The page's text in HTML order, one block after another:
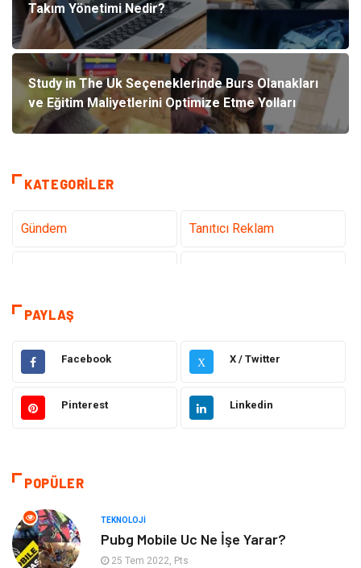
Takım Yönetimi Nedir?
Study in The Uk Seçeneklerinde Burs Olanakları
ve Eğitim Maliyetlerini Optimize Etme Yolları
KATEGORILER
Gündem Tanıtıcı Reklam
Dekorasyon
Eğitim Hukuk
Ulaşım ve Taşımacılık Yapı İnşaat
Tekstil
Bilgisayar ve Yazılım
Alışveriş
PAYLAŞ
Facebook X X / Twitter
Pinterest Linkedin
POPÜLER
TEKNOLOJI
Pubg Mobile Uc Ne İşe Yarar?
25 Tem 2022, Pts